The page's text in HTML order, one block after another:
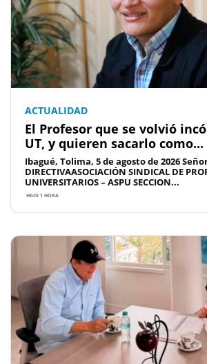
ACTUALIDAD
El Profesor que se volvió
UT, y quieren sacarlo como...
Ibagué, Tolima, 5 de agosto de 2026
DIRECTIVAASOCIACIÓN SINDICAL DE
UNIVERSITARIOS – ASPU SECCION...
HACE 1 HORA